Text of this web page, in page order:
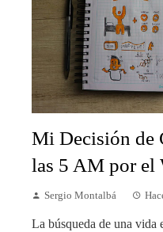
Mi Decisión de
las 5 AM por el
Sergio Montalbá
La búsqueda de una vida